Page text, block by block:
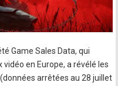
Game Sales Data, qui
en Europe, a révélé les
arrêtées au 28 juillet